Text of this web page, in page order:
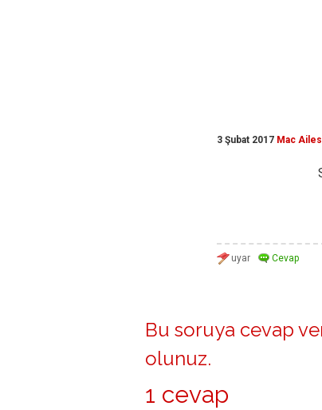
3 Şubat 2017 Mac
Bu soruya cevap
olunuz.
1 cevap